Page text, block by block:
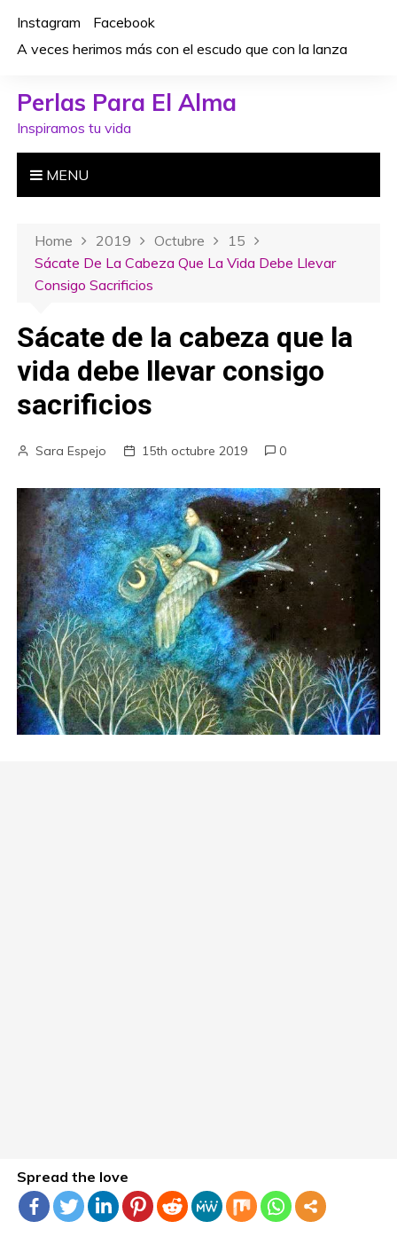
Instagram
Facebook
A veces herimos más con el escudo que con la lanza
Perlas Para El Alma
Inspiramos tu vida
MENU
Home 2019 Octubre
15
Sácate De La Cabeza Que La Vida Debe Llevar
Consigo Sacrificios
Sácate de la cabeza que la
vida debe llevar consigo
sacrificios
Sara Espejo 15th octubre 2019 0
Spread the love